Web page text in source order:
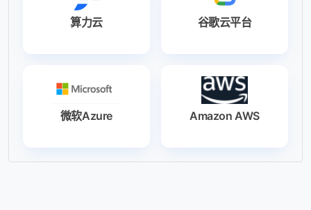
算力云 谷歌云平台
微软Azure Amazon AWS